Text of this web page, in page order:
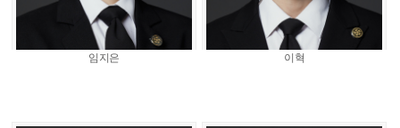
임지은 이혁